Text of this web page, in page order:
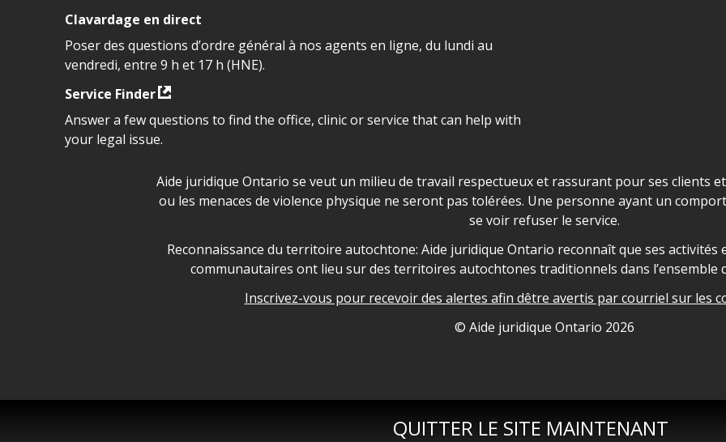
QUITTER LE SITE MAINTENANT
Clavardage en direct
Poser des questions d’ordre général à nos agents en ligne, du lundi au
vendredi, entre 9 h et 17 h (HNE).
Service Finder
Answer a few questions to find the office, clinic or service that can help with
your legal issue.
Déclaration sur la sécurité dans les locaux d'AJO.
Aide juridique Ontario se veut un milieu de travail respectueux et rassurant pour ses clients
ou les menaces de violence physique ne seront pas tolérées. Une personne ayant un
se voir refuser le service.
Legal Aid Ontario land acknowledgement
Reconnaissance du territoire autochtone: Aide juridique Ontario reconnaît que ses activités
communautaires ont lieu sur des territoires autochtones traditionnels dans l’ensemble
Inscrivez-vous pour recevoir des alertes afin dêtre avertis par courriel sur les
© Aide juridique Ontario 2026